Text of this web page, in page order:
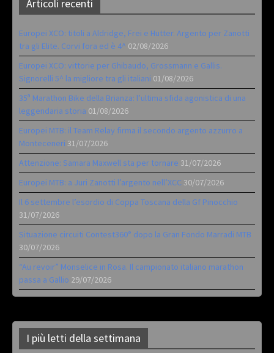
Articoli recenti
Europei XCO: titoli a Aldridge, Frei e Hutter. Argento per Zanotti
tra gli Elite. Corvi fora ed è 4^ 02/08/2026
Europei XCO: vittorie per Ghibaudo, Grossmann e Gallis.
Signorelli 5^ la migliore tra gli italiani 01/08/2026
35ª Marathon Bike della Brianza: l’ultima sfida agonistica di una
leggendaria storia 01/08/2026
Europei MTB: il Team Relay firma il secondo argento azzurro a
Monteceneri 31/07/2026
Attenzione: Samara Maxwell sta per tornare 31/07/2026
Europei MTB: a Juri Zanotti l’argento nell’XCC 30/07/2026
Il 6 settembre l’esordio di Coppa Toscana della Gf Pinocchio
31/07/2026
Situazione circuiti Contest360° dopo la Gran Fondo Marradi MTB
30/07/2026
“Au revoir” Monselice in Rosa. Il campionato italiano marathon
passa a Gallio 29/07/2026
I più letti della settimana